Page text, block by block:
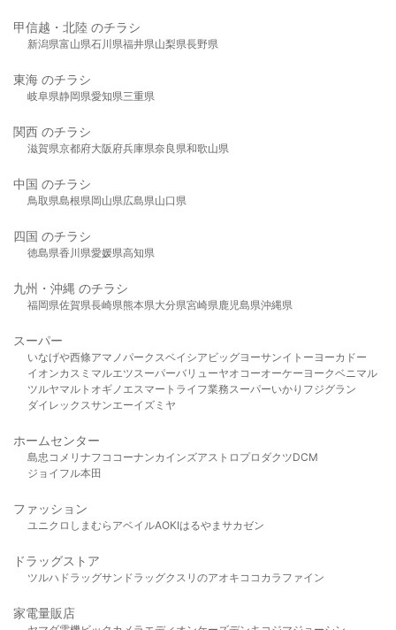
甲信越・北陸 のチラシ
新潟県富山県石川県福井県山梨県長野県
東海 のチラシ
岐阜県静岡県愛知県三重県
関西 のチラシ
滋賀県京都府大阪府兵庫県奈良県和歌山県
中国 のチラシ
鳥取県島根県岡山県広島県山口県
四国 のチラシ
徳島県香川県愛媛県高知県
九州・沖縄 のチラシ
福岡県佐賀県長崎県熊本県大分県宮崎県鹿児島県沖縄県
スーパー
いなげや西條アマノパークスベイシア ビッグヨーサンイトーヨーカドー
イオンカスミ マルエツスーパーバリューヤオコーオーケー ヨークベニマル
ツルヤマルト オギノ エスマート ライフ業務スーパーいかり フジグラン
ダイレックスサンエーイズミヤ
ホームセンター
島忠 コメリ ナフコ コーナンカインズアストロプロダクツDCM
ジョイフル本田
ファッション
ユニクロ しまむら アベイルAOKIはるやま サカゼン
ドラッグストア
ツルハドラッグサンドラッグクスリのアオキ ココカラファイン
家電量販店